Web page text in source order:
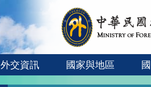
外交資訊 國家與地區